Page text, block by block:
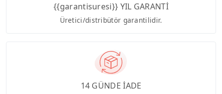
{{garantisuresi}} YIL GARANTİ
Üretici/distribütör garantilidir.
14 GÜNDE İADE